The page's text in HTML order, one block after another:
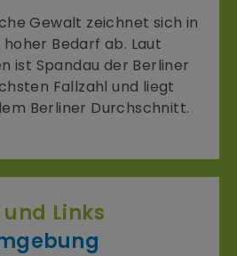
Gewalt zeichnet sich in
Bedarf ab. Laut
ist Spandau der Berliner
Fallzahl und liegt
Berliner Durchschnitt.
Links